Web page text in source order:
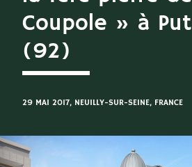
Coupole » à
(92)
29 MAI 2017, NEUILLY-SUR-SEINE, FRANCE